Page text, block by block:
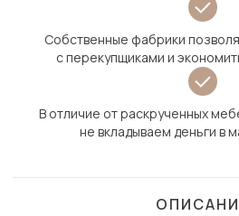
Собственные фабрики
с перекупщиками и
В отличие от раскрученных
не вкладываем деньги в